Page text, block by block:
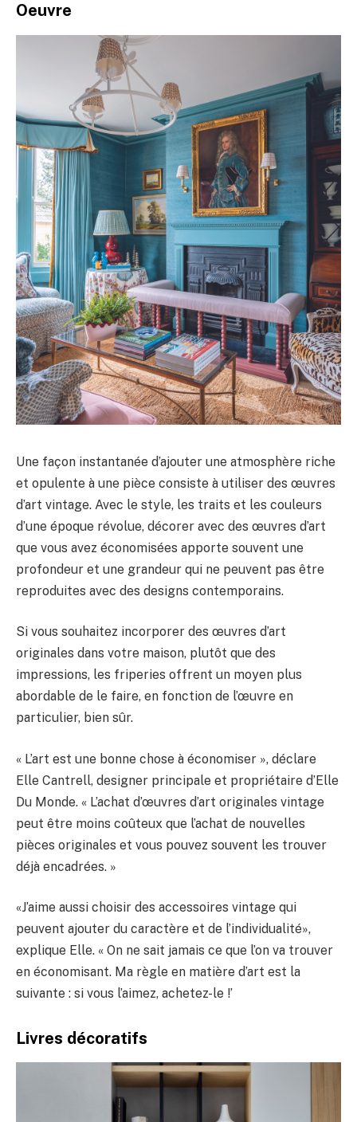
Oeuvre
Une façon instantanée d’ajouter une atmosphère riche
et opulente à une pièce consiste à utiliser des œuvres
d’art vintage. Avec le style, les traits et les couleurs
d’une époque révolue, décorer avec des œuvres d’art
que vous avez économisées apporte souvent une
profondeur et une grandeur qui ne peuvent pas être
reproduites avec des designs contemporains.
Si vous souhaitez incorporer des œuvres d’art
originales dans votre maison, plutôt que des
impressions, les friperies offrent un moyen plus
abordable de le faire, en fonction de l’œuvre en
particulier, bien sûr.
« L’art est une bonne chose à économiser », déclare
Elle Cantrell, designer principale et propriétaire d’Elle
Du Monde. « L’achat d’œuvres d’art originales vintage
peut être moins coûteux que l’achat de nouvelles
pièces originales et vous pouvez souvent les trouver
déjà encadrées. »
«J’aime aussi choisir des accessoires vintage qui
peuvent ajouter du caractère et de l’individualité»,
explique Elle. « On ne sait jamais ce que l’on va trouver
en économisant. Ma règle en matière d’art est la
suivante : si vous l’aimez, achetez-le !’
Livres décoratifs